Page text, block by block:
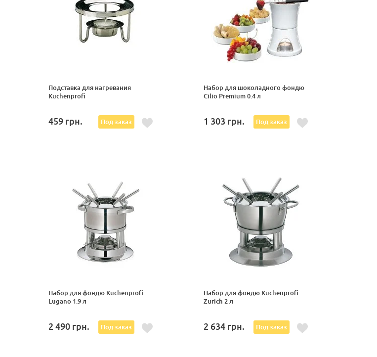
Подставка для нагревания
Kuchenprofi
459 грн. Под заказ
Набор для шоколадного фондю
Cilio Premium 0.4 л
1 303 грн. Под заказ
Набор для фондю Kuchenprofi
Lugano 1.9 л
2 490 грн. Под заказ
Набор для фондю Kuchenprofi
Zurich 2 л
2 634 грн. Под заказ